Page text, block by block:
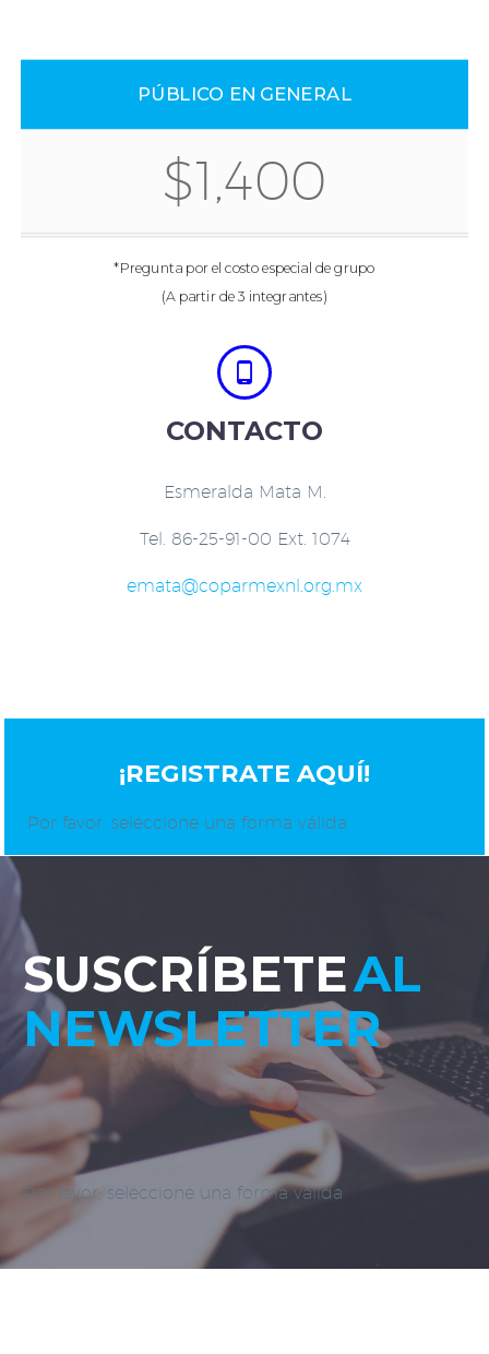
PÚBLICO EN GENERAL
$1,400
*Pregunta por el costo especial de grupo
(A partir de 3 integrantes)


CONTACTO
Esmeralda Mata M.
Tel. 86-25-91-00 Ext. 1074
emata@coparmexnl.org.mx
¡REGISTRATE AQUÍ!
Por favor, seleccione una forma válida
SUSCRÍBETEAL
NEWSLETTER
Por favor, seleccione una forma válida